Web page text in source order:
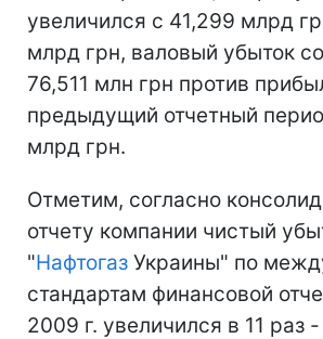
увеличился с 41,299 млрд
млрд грн, валовый убыток
76,511 млн грн против
предыдущий отчетный
млрд грн.
Отметим, согласно
отчету компании чистый
"Нафтогаз Украины" по
стандартам финансовой
2009 г. увеличился в 11 раз